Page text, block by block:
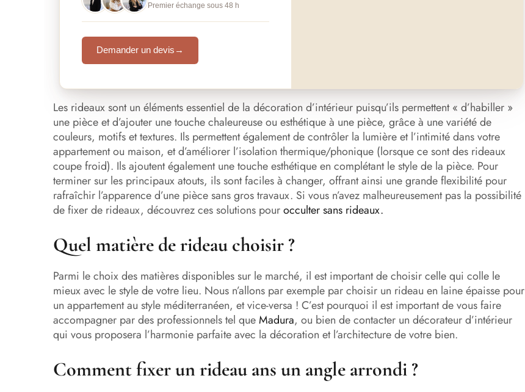
Premier échange sous 48 h
Demander un devis →
Les rideaux sont un éléments essentiel de la décoration d’intérieur puisqu’ils permettent « d’habiller »
une pièce et d’ajouter une touche chaleureuse ou esthétique à une pièce, grâce à une variété de
couleurs, motifs et textures. Ils permettent également de contrôler la lumière et l’intimité dans votre
appartement ou maison, et d’améliorer l’isolation thermique/phonique (lorsque ce sont des rideaux
coupe froid). Ils ajoutent également une touche esthétique en complétant le style de la pièce. Pour
terminer sur les principaux atouts, ils sont faciles à changer, offrant ainsi une grande flexibilité pour
rafraîchir l’apparence d’une pièce sans gros travaux. Si vous n’avez malheureusement pas la possibilité
de fixer de rideaux, découvrez ces solutions pourocculter sans rideaux.
Quel matière de rideau choisir ?
Parmi le choix des matières disponibles sur le marché, il est important de choisir celle qui colle le
mieux avec le style de votre lieu. Nous n’allons par exemple par choisir un rideau en laine épaisse pour
un appartement au style méditerranéen, et vice-versa ! C’est pourquoi il est important de vous faire
accompagner par des professionnels tel queMadura, ou bien de contacter un décorateur d’intérieur
qui vous proposera l’harmonie parfaite avec la décoration et l’architecture de votre bien.
Comment fixer un rideau ans un angle arrondi ?